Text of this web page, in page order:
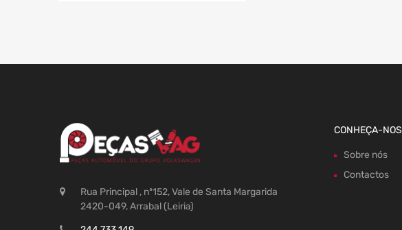
Rua Principal , nº152, Vale de Santa Margarida
2420-049, Arrabal (Leiria)
CONHEÇA-NOS
Sobre nós
Contactos